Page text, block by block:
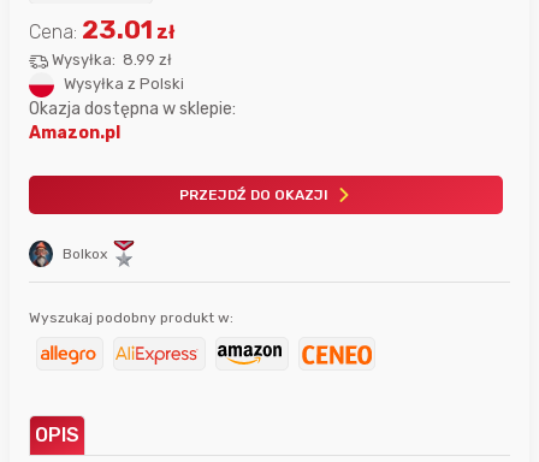
Bolkox
Cena: 23.01 zł
Wysyłka: 8.99 zł
Wysyłka z Polski
Okazja dostępna w sklepie:
Amazon.pl
PRZEJDŹ DO OKAZJI
Wyszukaj podobny produkt w:
OPIS